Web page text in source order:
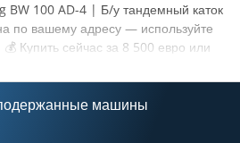
BW 100 AD-4 | Б/у тандемный каток
по вашему адресу — используйте
Купить сейчас за 8 500 евро или
плату (по
41 одобрен ✅ 2
Хорошая машина, имеются
Хотите ознакомиться с полной
машины